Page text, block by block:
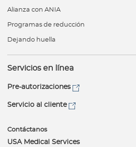
Alianza con ANIA
Programas de reducción
Dejando huella
Servicios en línea
Pre-autorizaciones
Servicio al cliente
Contáctanos
USA Medical Services